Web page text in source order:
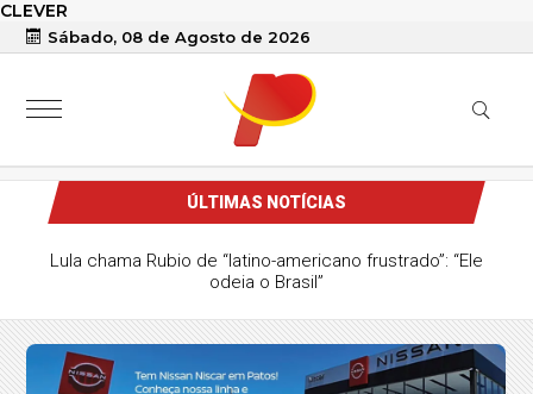
CLEVER
Sábado, 08 de Agosto de 2026
ÚLTIMAS NOTÍCIAS
Lula chama Rubio de “latino-americano frustrado”: “Ele
odeia o Brasil”